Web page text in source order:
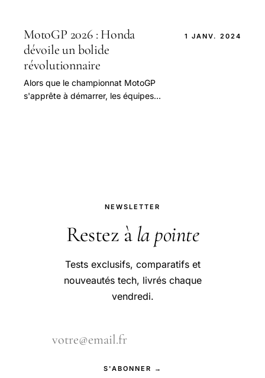
MotoGP 2026 : Honda
dévoile un bolide
révolutionnaire
Alors que le championnat MotoGP
s'apprête à démarrer, les équipes
1 JANV. 2024
NEWSLETTER
Restez à la pointe
Tests exclusifs, comparatifs et
nouveautés tech, livrés chaque
vendredi.
S'ABONNER →